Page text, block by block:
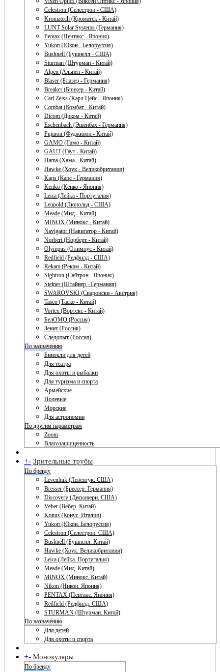
Celestron (Селестрон - США)
Kromatech (Кроматек - Китай)
LUNT Solar Systems (Германия)
Pentax (Пентакс - Япония)
Yukon (Юкон - Белоруссия)
Bushnell (Бушнелл - США)
Sturman (Штурман - Китай)
Alpen (Альпен - Китай)
Blaser (Блазер - Германия)
Breaker (Брикер - Китай)
Carl Zeiss (Карл Цейс - Япония)
Combat (Комбат - Китай)
Dicom (Диком - Китай)
Eschenbach (Эшенбах - Германия)
Fujinon (Фуджинон - Китай)
GAMO (Гамо - Китай)
GAUT (Гаут - Китай)
Hama (Хама - Китай)
Hawke (Хоук - Великобритания)
Kaps (Капс - Германия)
Kenko (Кенко - Япония)
Leica (Лейка - Португалия)
Leupold (Люпольд - США)
Meade (Мид - Китай)
MINOX (Минокс - Китай)
Navigator (Навигатор - Китай)
Norbert (Норберт - Китай)
Olympus (Олимпус - Китай)
Redfield (Редфилд - США)
Rekam (Рекам - Китай)
Sightron (Сайтрон - Япония)
Steiner (Штайнер - Германия)
SWAROVSKI (Сваровски - Австрия)
Tasco (Таско - Китай)
Vortex (Вортекс - Китай)
БелОМО (Россия)
Зенит (Россия)
Следопыт (Россия)
По назначению
Бинокли для детей
Для театра
Для охоты и рыбалки
Для туризма и спорта
Армейские
Полевые
Морские
Для астрономии
По другим параметрам
Zoom
Влагозащищенность
+- Зрительные трубы
По бренду
Levenhuk (Левенгук. США)
Bresser (Брессер. Германия)
Discovery (Дискавери. США)
Veber (Вебер. Китай)
Konus (Конус. Италия)
Yukon (Юкон. Белоруссия)
Celestron (Селестрон. США)
Bushnell (Бушнелл. Китай)
Hawke (Хоук. Великобритания)
Leica (Лейка. Португалия)
Meade (Мид. Китай)
MINOX (Минокс. Китай)
Nikon (Никон. Япония)
PENTAX (Пентакс. Япония)
Redfield (Редфилд. США)
STURMAN (Штурман. Китай)
По назначению
Для детей
Для охоты и спорта
+- Монокуляры
По бренду